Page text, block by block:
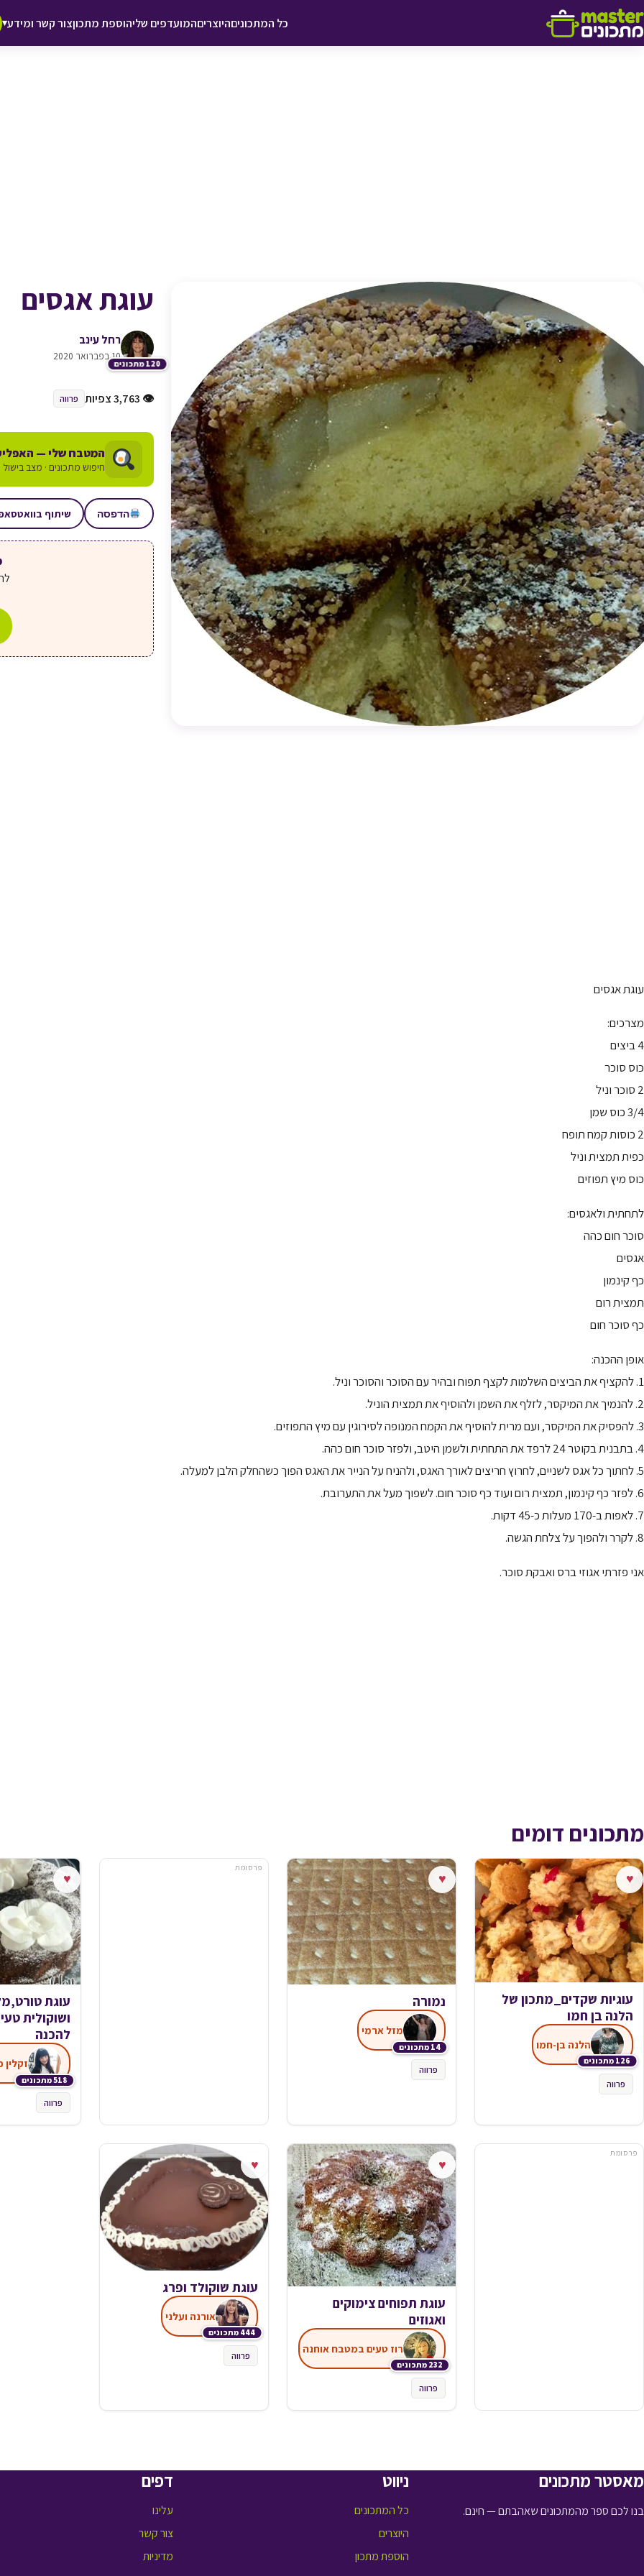
דלג לתוכן
כל המתכוניםהיוצריםהמועדפים שליהוספת מתכוןצור קשר ומידע▾
עוגת אגסים
120 מתכונים
רחל עינב
10 בפברואר 2020
♥ הוספה
👁 3,763 צפיות פרווה
המטבח שלי —
חיפוש מתכונים · מצב
הדפסה שיתוף
עוגת אגסים
מצרכים:
4 ביצים
כוס סוכר
2 סוכר וניל
3/4 כוס שמן
2 כוסות קמח תופח
כפית תמצית וניל
כוס מיץ תפוזים
לתחתית ולאגסים:
סוכר חום כהה
אגסים
כף קינמון
תמצית רום
כף סוכר חום
אופן ההכנה:
1. להקציף את הביצים השלמות לקצף תפוח ובהיר עם הסוכר והסוכר וניל.
2. להנמיך את המיקסר, לזלף את השמן ולהוסיף את תמצית הוניל.
3. להפסיק את המיקסר, ועם מרית להוסיף את הקמח המנופה לסירוגין עם מיץ התפוזים.
4. בתבנית בקוטר 24 לרפד את התחתית ולשמן היטב, ולפזר סוכר חום כהה.
5. לחתוך כל אגס לשניים, לחרוץ חריצים לאורך האגס, ולהניח על הנייר את האגס הפוך כשהחלק הלבן למעלה.
6. לפזר כף קינמון, תמצית רום ועוד כף סוכר חום. לשפוך מעל את התערובת.
7. לאפות ב-170 מעלות כ-45 דקות.
8. לקרר ולהפוך על צלחת הגשה.
אני פזרתי אגוזי ברס ואבקת סוכר.
מתכונים דומים
♥
עוגיות שקדים_מתכון של
הלנה בן חמו
126 מתכונים
הלנה בן-חמו
פרווה
♥
נמורה
14 מתכונים
מזל ארמי
פרווה
פרסומת
♥
עוגת
ושוקולית
להכנה
518 מתכונים
זקלין
פרווה
פרסומת
♥
עוגת תפוחים צימוקים
ואגוזים
232 מתכונים
רוז טעים במטבח אוחנה
פרווה
♥
עוגת שוקולד ופרג
444 מתכונים
אורנה ועלני
פרווה
מאסטר מתכונים
בנו לכם ספר מהמתכונים שאהבתם — חינם.
ניווט
כל המתכונים
היוצרים
הוספת מתכון
דפים
עלינו
צור קשר
מדיניות